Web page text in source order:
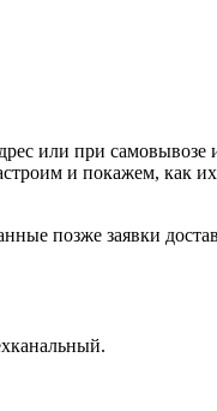
или при самовывозе
и покажем, как
позже заявки